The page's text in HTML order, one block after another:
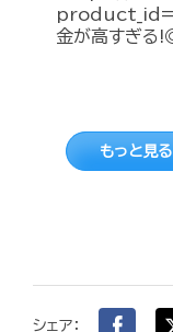
金が高すぎる
もっと見る
シェア：